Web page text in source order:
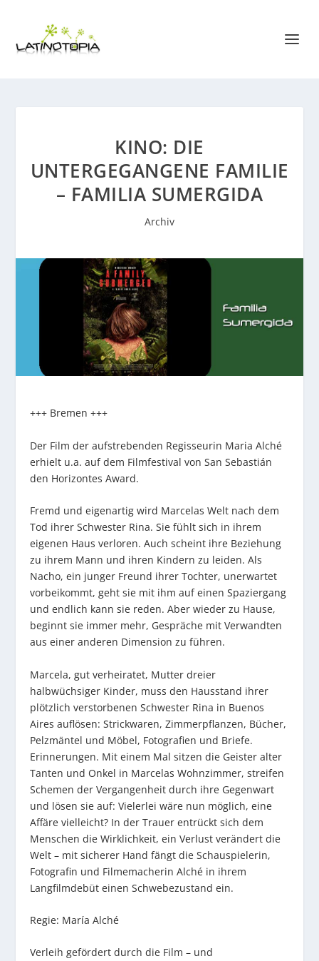
KINO: DIE
UNTERGEGANGENE FAMILIE
– FAMILIA SUMERGIDA
Archiv
+++ Bremen +++
Der Film der aufstrebenden Regisseurin Maria Alché
erhielt u.a. auf dem Filmfestival von San Sebastián
den Horizontes Award.
Fremd und eigenartig wird Marcelas Welt nach dem
Tod ihrer Schwester Rina. Sie fühlt sich in ihrem
eigenen Haus verloren. Auch scheint ihre Beziehung
zu ihrem Mann und ihren Kindern zu leiden. Als
Nacho, ein junger Freund ihrer Tochter, unerwartet
vorbeikommt, geht sie mit ihm auf einen Spaziergang
und endlich kann sie reden. Aber wieder zu Hause,
beginnt sie immer mehr, Gespräche mit Verwandten
aus einer anderen Dimension zu führen.
Marcela, gut verheiratet, Mutter dreier
halbwüchsiger Kinder, muss den Hausstand ihrer
plötzlich verstorbenen Schwester Rina in Buenos
Aires auflösen: Strickwaren, Zimmerpflanzen, Bücher,
Pelzmäntel und Möbel, Fotografien und Briefe.
Erinnerungen. Mit einem Mal sitzen die Geister alter
Tanten und Onkel in Marcelas Wohnzimmer, streifen
Schemen der Vergangenheit durch ihre Gegenwart
und lösen sie auf: Vielerlei wäre nun möglich, eine
Affäre vielleicht? In der Trauer entrückt sich dem
Menschen die Wirklichkeit, ein Verlust verändert die
Welt – mit sicherer Hand fängt die Schauspielerin,
Fotografin und Filmemacherin Alché in ihrem
Langfilmdebüt einen Schwebezustand ein.
Regie: María Alché
Verleih gefördert durch die Film – und